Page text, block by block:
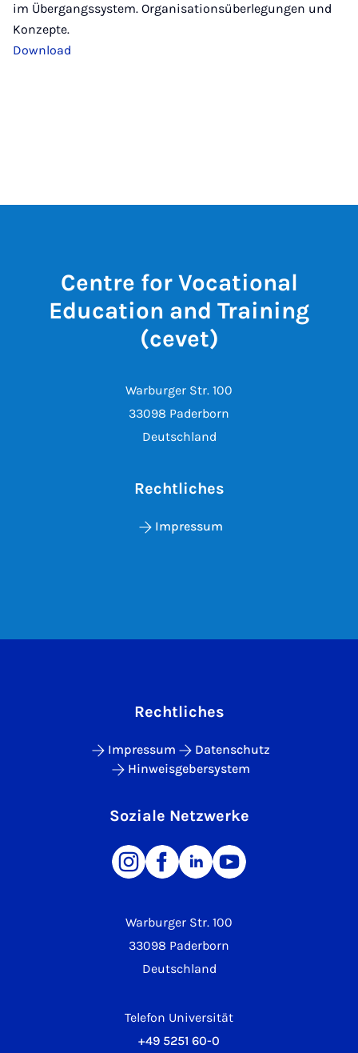
im Übergangssystem. Organisationsüberlegungen und
Konzepte.
Download
Centre for Vocational
Education and Training
(cevet)
Warburger Str. 100
33098 Paderborn
Deutschland
Rechtliches
Impressum
Warburger Str. 100
33098 Paderborn
Deutschland
Telefon Universität
+49 5251 60-0
Rechtliches
Impressum
Datenschutz
Hinweisgebersystem
Soziale Netzwerke